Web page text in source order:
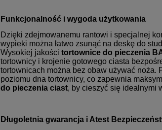
Funkcjonalność i wygoda użytkowania
Dzięki zdejmowanemu rantowi i specjalnej
wypieki można łatwo zsunąć na deskę do
Wysokiej jakości tortownice do pieczenia
tortownicy i krojenie gotowego ciasta
tortownicach można bez obaw używać noża.
poziomu dna tortownicy, co zapewnia
do pieczenia ciast, by cieszyć się idealnymi
Długoletnia gwarancja i Atest